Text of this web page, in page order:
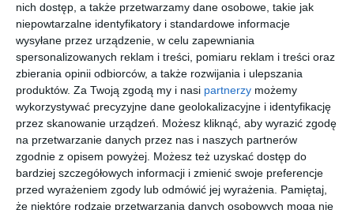
nich dostęp, a także przetwarzamy dane osobowe, takie jak
niepowtarzalne identyfikatory i standardowe informacje
wysyłane przez urządzenie, w celu zapewniania
spersonalizowanych reklam i treści, pomiaru reklam i treści oraz
zbierania opinii odbiorców, a także rozwijania i ulepszania
produktów. Za Twoją zgodą my i nasi partnerzy możemy
wykorzystywać precyzyjne dane geolokalizacyjne i identyfikację
przez skanowanie urządzeń. Możesz kliknąć, aby wyrazić zgodę
na przetwarzanie danych przez nas i naszych partnerów
zgodnie z opisem powyżej. Możesz też uzyskać dostęp do
bardziej szczegółowych informacji i zmienić swoje preferencje
przed wyrażeniem zgody lub odmówić jej wyrażenia. Pamiętaj,
że niektóre rodzaje przetwarzania danych osobowych mogą nie
[ książka, e-book ]
Tasowani
e w
Dżokerow
George R.R.
Martin
[ książka, e-book ]
Ręka
umarlaka
George R.R.
Martin, Jos.
Miller
[ e-book ]
Ukryty As
(Dzikie
Karty 6)
George R.R.
Martin
Wyprawa
asów
George R.R.
Martin
nowość